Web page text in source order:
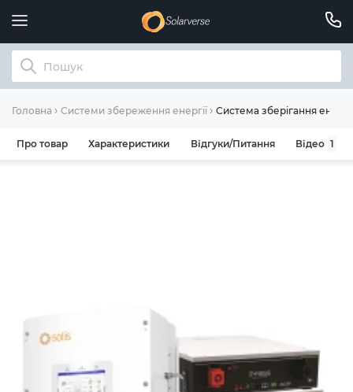
Головна Системи збереження енергії Система зберігання
Про товар Характеристики Відгуки/Питання Відео 1